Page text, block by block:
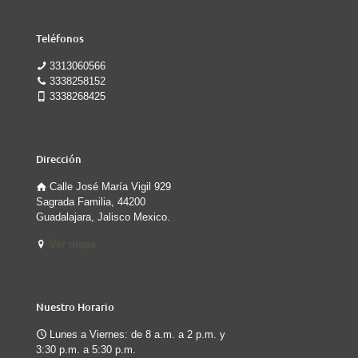
Teléfonos
3313060566
3338258152
3338268425
Dirección
Calle José María Vigil 929
Sagrada Familia, 44200
Guadalajara, Jalisco Mexico.
Nuestro Horario
Lunes a Viernes: de 8 a.m. a 2 p.m. y
3:30 p.m. a 5:30 p.m.